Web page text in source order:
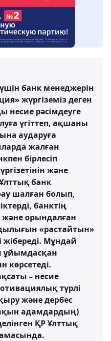
банк менеджерін
жүргіземіз деген
несие рәсімдеуге
үгіттеп, ақшаны
аударуға
жалған
бірлесіп
және
банк
шалған болып,
банктің
орындалған
«растайтын»
жібереді. Мұндай
ұйымдасқан
көрсетеді.
– несие
түрлі
және дербес
адамдардың)
ҚР Ұлттық